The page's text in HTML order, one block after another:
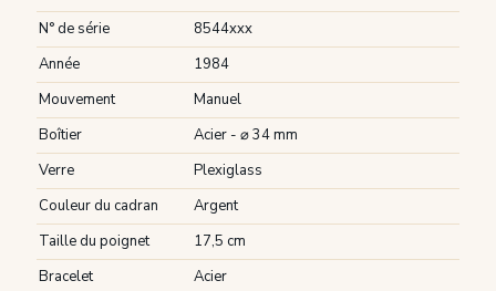
N° de série
8544xxx
Année
1984
Mouvement
Manuel
Boîtier
Acier - ⌀ 34 mm
Verre
Plexiglass
Couleur du cadran
Argent
Taille du poignet
17,5 cm
Bracelet
Acier